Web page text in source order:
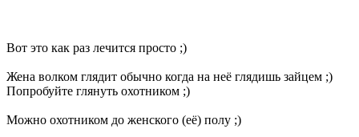
Вот это как раз лечится просто ;)
Жена волком глядит обычно когда на неё глядишь зайцем ;)
Попробуйте глянуть охотником ;)
Можно охотником до женского (её) полу ;)